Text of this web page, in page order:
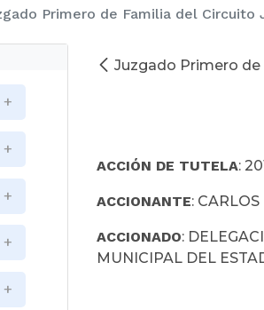
Primero de Familia del Circuito
Juzgado Primero
ACCIÓN DE TUTELA:
ACCIONANTE:
ACCIONADO:
MUNICIPAL DEL